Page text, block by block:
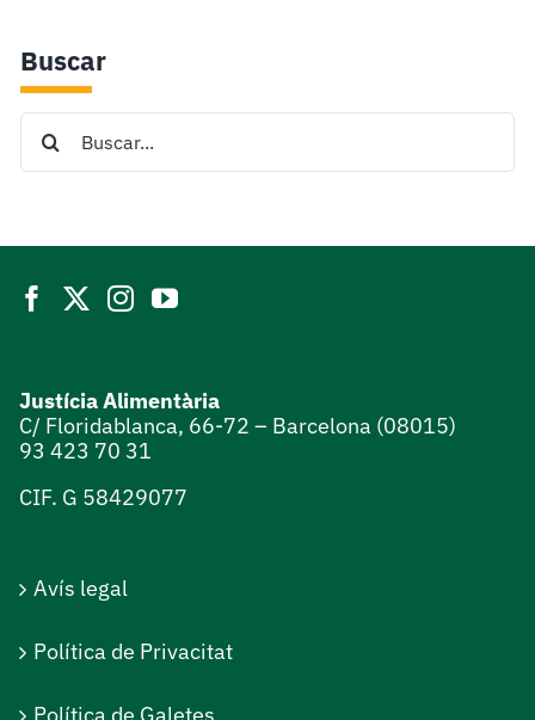
Buscar
Search
for:
Justícia Alimentària
C/ Floridablanca, 66-72 – Barcelona (08015)
93 423 70 31
CIF. G 58429077
Avís legal
Política de Privacitat